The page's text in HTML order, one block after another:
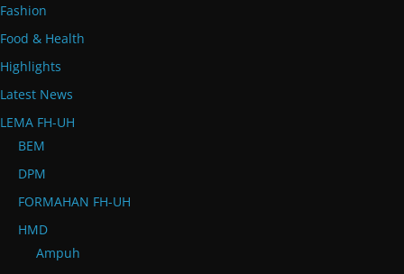
Fashion
Food & Health
Highlights
Latest News
LEMA FH-UH
BEM
DPM
FORMAHAN FH-UH
HMD
Ampuh